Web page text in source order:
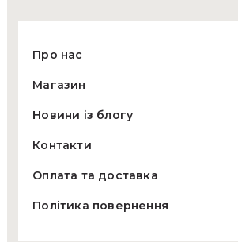
Про нас
Магазин
Новини із блогу
Контакти
Оплата та доставка
Політика повернення